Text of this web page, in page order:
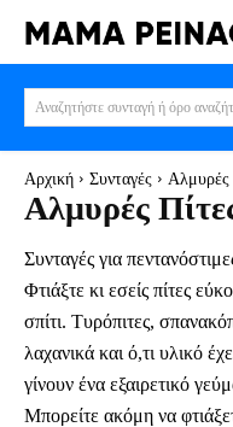
Αναζητήστε συνταγή ή όρο
Αρχική Συνταγές Αλμυρές
Αλμυρές
Συνταγές για
Φτιάξτε κι εσείς πίτες
σπίτι. Τυρόπιτες,
λαχανικά και ό,τι υλικό
γίνουν ένα εξαιρετικό
Μπορείτε ακόμη να